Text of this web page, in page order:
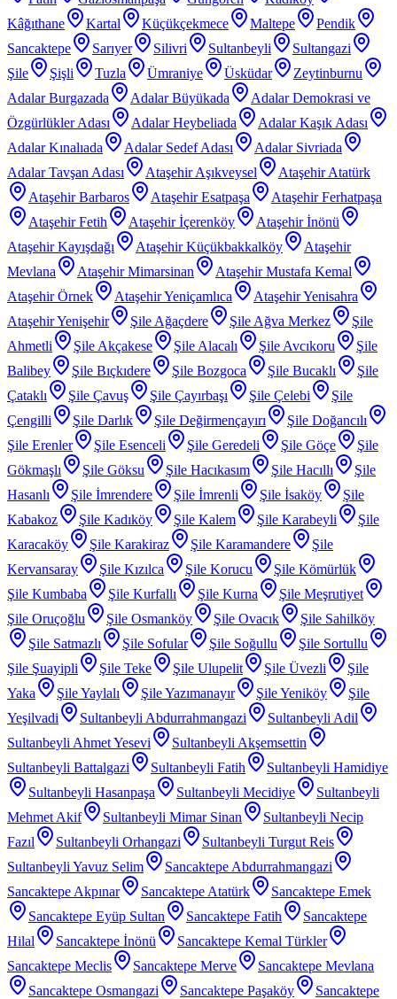
Kâğıthane
Kartal Küçükçekmece Maltepe
Pendik
Sancaktepe
Sarıyer Silivri Sultanbeyli
Sultangazi
Şile
Şişli Tuzla Ümraniye Üsküdar
Zeytinburnu
Adalar Burgazada
Adalar Büyükada
Adalar Demokrasi ve
Özgürlükler Adası
Adalar Heybeliada
Adalar Kaşık Adası
Adalar Kınalıada
Adalar Sedef Adası
Adalar Sivriada
Adalar Tavşan Adası
Ataşehir Aşıkveysel
Ataşehir Atatürk
Ataşehir Barbaros
Ataşehir Esatpaşa
Ataşehir Ferhatpaşa
Ataşehir Fetih
Ataşehir İçerenköy
Ataşehir İnönü
Ataşehir Kayışdağı
Ataşehir Küçükbakkalköy
Ataşehir
Mevlana
Ataşehir Mimarsinan
Ataşehir Mustafa Kemal
Ataşehir Örnek
Ataşehir Yeniçamlıca
Ataşehir Yenisahra
Ataşehir Yenişehir
Şile Ağaçdere Şile Ağva Merkez
Şile
Ahmetli
Şile Akçakese Şile Alacalı Şile Avcıkoru
Şile
Balibey
Şile Bıçkıdere Şile Bozgoca Şile Bucaklı
Şile
Çataklı
Şile Çavuş Şile Çayırbaşı Şile Çelebi
Şile
Çengilli
Şile Darlık Şile Değirmençayırı
Şile Doğancılı
Şile Erenler
Şile Esenceli Şile Geredeli Şile Göçe
Şile
Gökmaşlı
Şile Göksu Şile Hacıkasım Şile Hacıllı
Şile
Hasanlı
Şile İmrendere Şile İmrenli Şile İsaköy
Şile
Kabakoz
Şile Kadıköy Şile Kalem Şile Karabeyli
Şile
Karacaköy
Şile Karakiraz Şile Karamandere
Şile
Kervansaray
Şile Kızılca Şile Korucu
Şile Kömürlük
Şile Kumbaba
Şile Kurfallı Şile Kurna
Şile Meşrutiyet
Şile Oruçoğlu
Şile Osmanköy Şile Ovacık
Şile Sahilköy
Şile Satmazlı
Şile Sofular Şile Soğullu
Şile Sortullu
Şile Şuayipli
Şile Teke Şile Ulupelit Şile Üvezli
Şile
Yaka
Şile Yaylalı Şile Yazımanayır Şile Yeniköy
Şile
Yeşilvadi
Sultanbeyli Abdurrahmangazi
Sultanbeyli Adil
Sultanbeyli Ahmet Yesevi
Sultanbeyli Akşemsettin
Sultanbeyli Battalgazi
Sultanbeyli Fatih
Sultanbeyli Hamidiye
Sultanbeyli Hasanpaşa
Sultanbeyli Mecidiye
Sultanbeyli
Mehmet Akif
Sultanbeyli Mimar Sinan
Sultanbeyli Necip
Fazıl
Sultanbeyli Orhangazi
Sultanbeyli Turgut Reis
Sultanbeyli Yavuz Selim
Sancaktepe Abdurrahmangazi
Sancaktepe Akpınar
Sancaktepe Atatürk
Sancaktepe Emek
Sancaktepe Eyüp Sultan
Sancaktepe Fatih
Sancaktepe
Hilal
Sancaktepe İnönü
Sancaktepe Kemal Türkler
Sancaktepe Meclis
Sancaktepe Merve
Sancaktepe Mevlana
Sancaktepe Osmangazi
Sancaktepe Paşaköy
Sancaktepe